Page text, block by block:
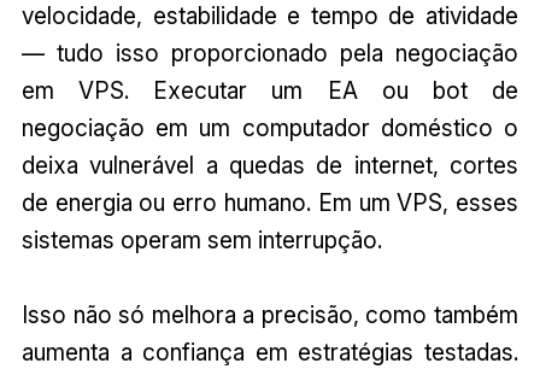
velocidade, estabilidade e tempo de atividade
— tudo isso proporcionado pela negociação
em VPS. Executar um EA ou bot de
negociação em um computador doméstico o
deixa vulnerável a quedas de internet, cortes
de energia ou erro humano. Em um VPS, esses
sistemas operam sem interrupção.
Isso não só melhora a precisão, como também
aumenta a confiança em estratégias testadas.